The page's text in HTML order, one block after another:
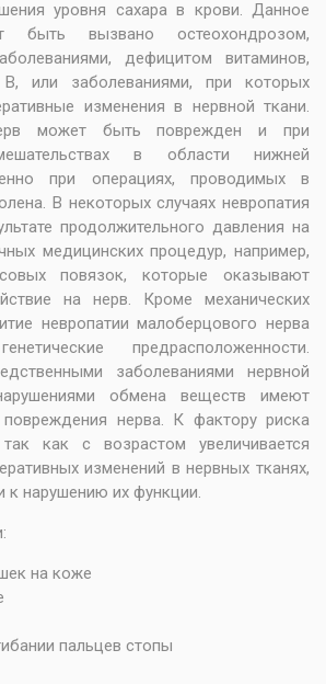
уровня сахара в крови. Данное
быть вызвано остеохондрозом,
дефицитом витаминов,
или заболеваниями, при которых
изменения в нервной ткани.
может быть поврежден и при
в области нижней
при операциях, проводимых в
В некоторых случаях невропатия
продолжительного давления на
медицинских процедур, например,
повязок, которые оказывают
на нерв. Кроме механических
невропатии малоберцового нерва
предрасположенности.
заболеваниями нервной
обмена веществ имеют
нерва. К фактору риска
как с возрастом увеличивается
изменений в нервных тканях,
к нарушению их функции.
на коже
пальцев стопы